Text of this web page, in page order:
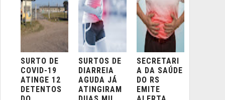
SURTO DE
COVID-19
ATINGE 12
DETENTOS
SURTOS DE
DIARREIA
AGUDA JÁ
ATINGIRAM
SECRETARI
A DA SAÚDE
DO RS
EMITE